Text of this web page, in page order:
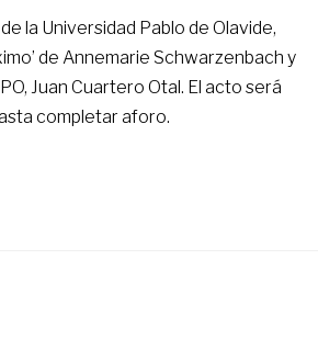
la Universidad Pablo de Olavide,
de Annemarie Schwarzenbach y
Juan Cuartero Otal. El acto será
completar aforo.